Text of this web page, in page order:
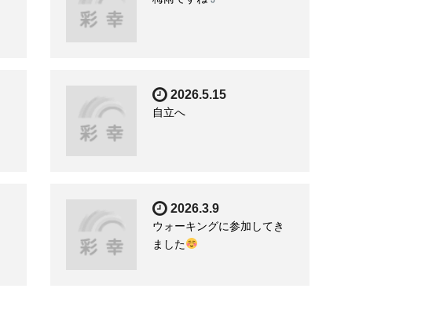
2026.5.15
自立へ
2026.3.9
ウォーキングに参加してき
ました